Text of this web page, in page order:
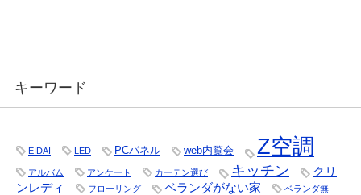
キーワード
EIDAI LED PCパネル web内覧会 Z空調
アルバム アンケート カーテン選び キッチン
クリ
ンレディ
フローリング ベランダがない家 ベランダ無